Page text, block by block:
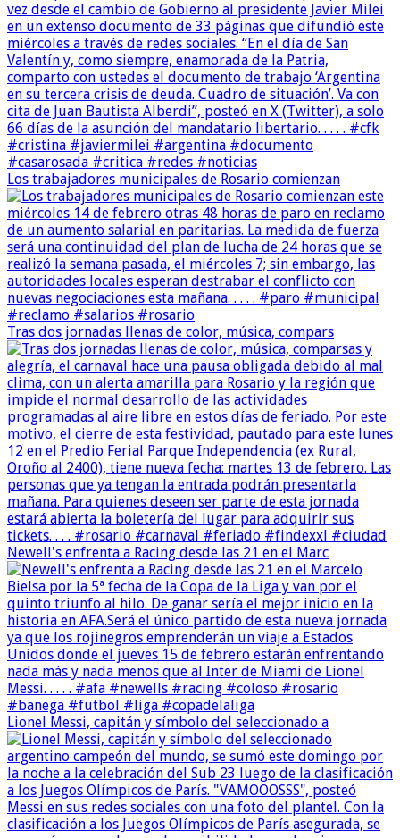
Los trabajadores municipales de Rosario comienzan
Tras dos jornadas llenas de color, música, compars
Newell's enfrenta a Racing desde las 21 en el Marc
Lionel Messi, capitán y símbolo del seleccionado a